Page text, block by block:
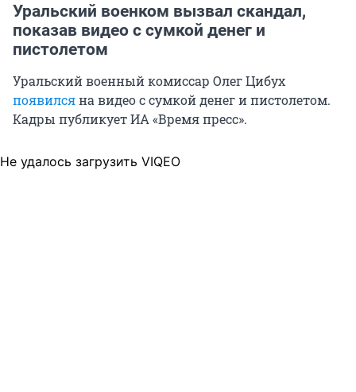
Уральский военком вызвал скандал,
показав видео с сумкой денег и
пистолетом
Уральский военный комиссар Олег Цибух
появилсяна видео с сумкой денег и пистолетом.
Кадры публикует ИА «Время пресс».
Не удалось загрузить VIQEO